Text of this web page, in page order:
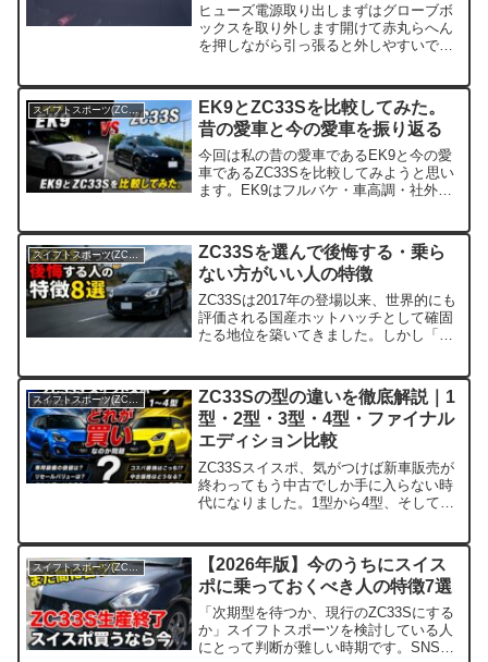
ヒューズ電源取り出しまずはグローブボ
ックスを取り外します開けて赤丸らへん
を押しながら引っ張ると外しやすいで
ヒューズが見えます。配列が蓋に書いて
いるので確認します。今回取...
スイフトスポーツ(ZC33S)
EK9とZC33Sを比較してみた。
昔の愛車と今の愛車を振り返る
今回は私の昔の愛車であるEK9と今の愛
車であるZC33Sを比較してみようと思い
ます。EK9はフルバケ・車高調・社外マ
ZC33Sは純正のままですし、トランスミ
ッションも（家...
スイフトスポーツ(ZC33S)
ZC33Sを選んで後悔する・乗ら
ない方がいい人の特徴
ZC33Sは2017年の登場以来、世界的にも
評価される国産ホットハッチとして確固
たる地位を築いてきました。しかし「速
いたのと違うな」となるかもしれませ
ん。今回はいろんな...
スイフトスポーツ(ZC33S)
ZC33Sの型の違いを徹底解説｜1
型・2型・3型・4型・ファイナル
エディション比較
ZC33Sスイスポ、気がつけば新車販売が
終わってもう中古でしか手に入らない時
代になりました。1型から4型、そしてフ
の？」となりがちなんですよね。自分も
乗っているので、そ...
スイフトスポーツ(ZC33S)
【2026年版】今のうちにスイス
ポに乗っておくべき人の特徴7選
「次期型を待つか、現行のZC33Sにする
か」スイフトスポーツを検討している人
にとって判断が難しい時期です。SNSは